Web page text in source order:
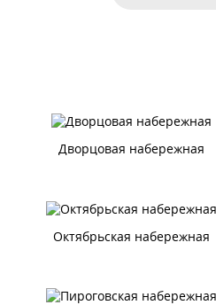
Дворцовая набережная
Октябрьская набережная